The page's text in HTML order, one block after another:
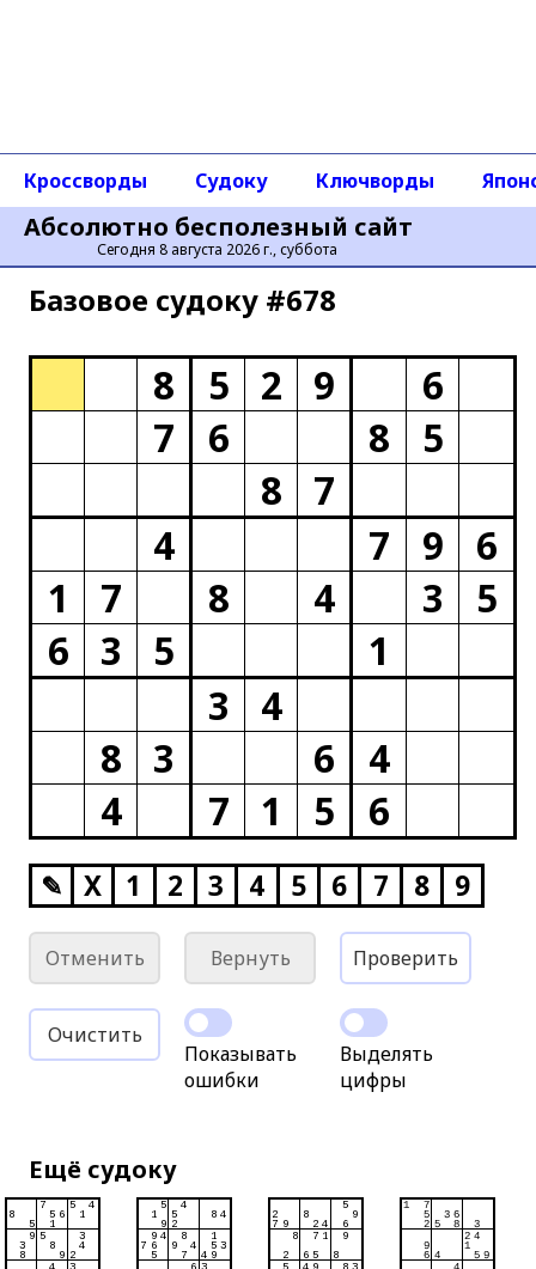
Абсолютно бесполезный сайт
Сегодня 8 августа 2026 г., суббота
Кроссворды Судоку Ключворды
Базовое cудоку #678
8 5 2 9
6
7
6 8
5
8
7
4
7 9
6
1
7 8 4 3
5
6
3 5
1
3
4
8
3 6
4
4
7 1 5 6
✎ X 1 2 3 4 5 6 7 8 9
Отменить Вернуть Проверить
Очистить
Показывать
ошибки
Выделять
цифры
Ещё судоку